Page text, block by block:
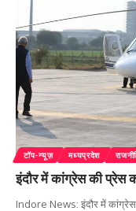
टॉप-न्यूज़ मध्यप्रदेश
इंदौर में कांग्रेस की प्रेस
Indore News: इंदौर में कांग्रेस